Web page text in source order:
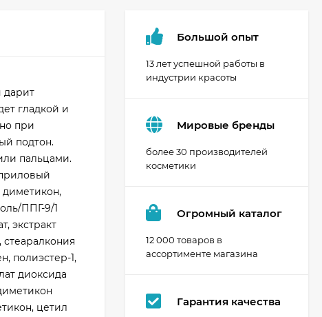
дарит
гладкой и
при
подтон.
пальцами.
диметикон,
ППГ-9/1
экстракт
полиэстер-1,
диоксида
цетил
Большой опыт
13 лет успешной работы в
индустрии красоты
Мировые бренды
более 30 производителей
косметики
Огромный каталог
12 000 товаров в
ассортименте магазина
Гарантия качества